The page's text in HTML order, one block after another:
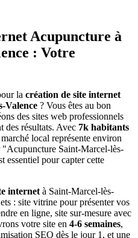
Acupuncture à
: Votre
la création de site internet
Valence ? Vous êtes au bon
des sites web professionnels
des résultats. Avec 7k habitants
local représente environ
"Acupuncture Saint-Marcel-lès-
essentiel pour capter cette
internet à Saint-Marcel-lès-
: site vitrine pour présenter vos
en ligne, site sur-mesure avec
votre site en 4-6 semaines,
SEO dès le jour 1, et une